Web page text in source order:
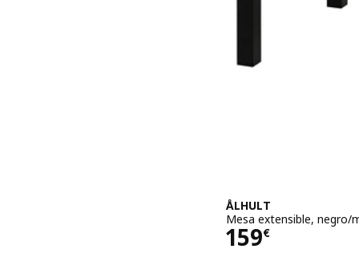
ÅLHULT
Mesa extensible, negro/
159€
Precio 159€